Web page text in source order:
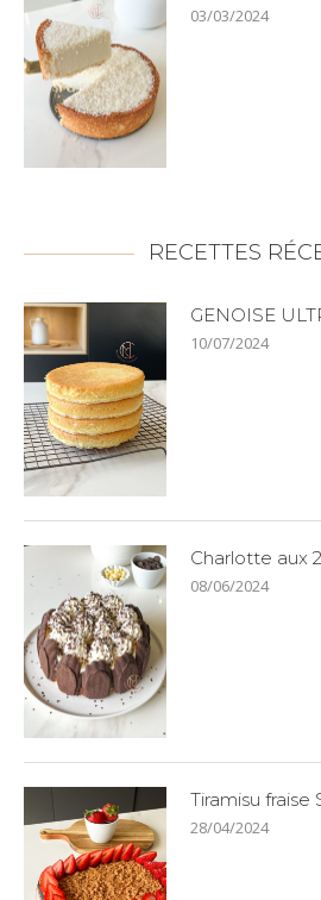
03/03/2024
RECETTES
GENOISE
10/07/2024
Charlotte aux
08/06/2024
Tiramisu fraise
28/04/2024